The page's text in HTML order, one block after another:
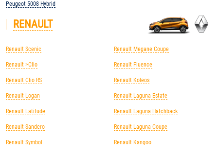
Peugeot 5008 Hybrid
RENAULT
Renault Scenic
Renault >Clio
Renault Clio RS
Renault Logan
Renault Latitude
Renault Sandero
Renault Symbol
Renault Megane Coupe
Renault Fluence
Renault Koleos
Renault Laguna Estate
Renault Laguna Hatchback
Renault Laguna Coupe
Renault Kangoo